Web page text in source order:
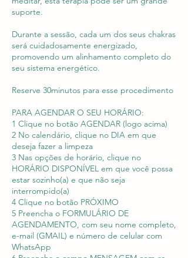
suporte.
Durante a sessão, cada um dos seus chakras
será cuidadosamente energizado,
promovendo um alinhamento completo do
seu sistema energético.
Reserve 30minutos para esse procedimento
PARA AGENDAR O SEU HORÁRIO:
1 Clique no botão AGENDAR (logo acima)
2 No calendário, clique no DIA em que
deseja fazer a limpeza
3 Nas opções de horário, clique no
HORÁRIO DISPONÍVEL em que você possa
estar sozinho(a) e que não seja
interrompido(a)
4 Clique no botão PRÓXIMO
5 Preencha o FORMULÁRIO DE
AGENDAMENTO, com seu nome completo,
e-mail (GMAIL) e número de celular com
WhatsApp